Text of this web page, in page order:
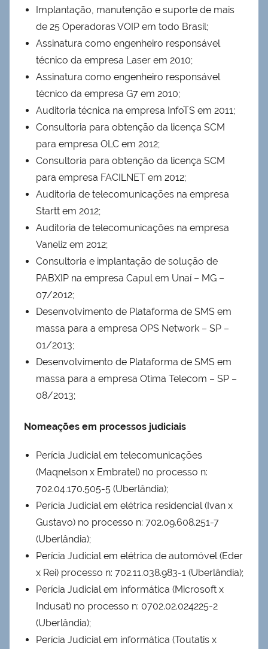
Implantação, manutenção e suporte de mais
de 25 Operadoras VOIP em todo Brasil;
Assinatura como engenheiro responsável
técnico da empresa Laser em 2010;
Assinatura como engenheiro responsável
técnico da empresa G7 em 2010;
Auditoria técnica na empresa InfoTS em 2011;
Consultoria para obtenção da licença SCM
para empresa OLC em 2012;
Consultoria para obtenção da licença SCM
para empresa FACILNET em 2012;
Auditoria de telecomunicações na empresa
Startt em 2012;
Auditoria de telecomunicações na empresa
Vaneliz em 2012;
Consultoria e implantação de solução de
PABXIP na empresa Capul em Unaí – MG –
07/2012;
Desenvolvimento de Plataforma de SMS em
massa para a empresa OPS Network – SP –
01/2013;
Desenvolvimento de Plataforma de SMS em
massa para a empresa Otima Telecom – SP –
08/2013;
Nomeações em processos judiciais
Perícia Judicial em telecomunicações
(Maqnelson x Embratel) no processo n:
702.04.170.505-5 (Uberlândia);
Perícia Judicial em elétrica residencial (Ivan x
Gustavo) no processo n: 702.09.608.251-7
(Uberlândia);
Perícia Judicial em elétrica de automóvel (Eder
x Rei) processo n: 702.11.038.983-1 (Uberlândia);
Perícia Judicial em informática (Microsoft x
Indusat) no processo n: 0702.02.024225-2
(Uberlândia);
Perícia Judicial em informática (Toutatis x